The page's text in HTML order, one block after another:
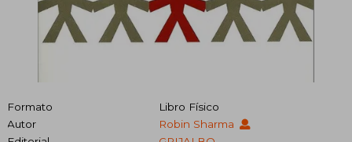
Formato
Libro Físico
Autor
Robin Sharma